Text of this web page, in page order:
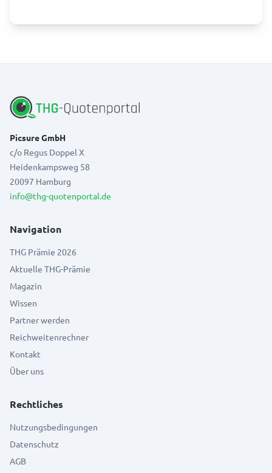
Picsure GmbH
c/o Regus Doppel X
Heidenkampsweg 58
20097 Hamburg
info@thg-quotenportal.de
Navigation
THG Prämie 2026
Aktuelle THG-Prämie
Magazin
Wissen
Partner werden
Reichweitenrechner
Kontakt
Über uns
Rechtliches
Nutzungsbedingungen
Datenschutz
AGB